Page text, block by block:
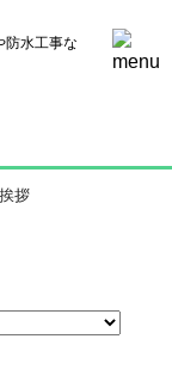
水工事な
拶